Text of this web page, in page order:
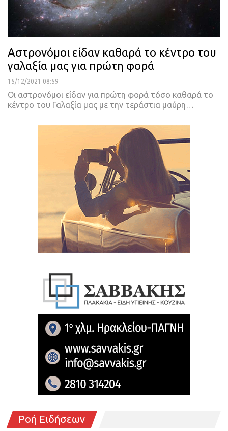
Αστρονόμοι είδαν καθαρά το κέντρο του
γαλαξία μας για πρώτη φορά
15/12/2021 08:59
Οι αστρονόμοι είδαν για πρώτη φορά τόσο καθαρά το
κέντρο του Γαλαξία μας με την τεράστια μαύρη…
Ροή Ειδήσεων